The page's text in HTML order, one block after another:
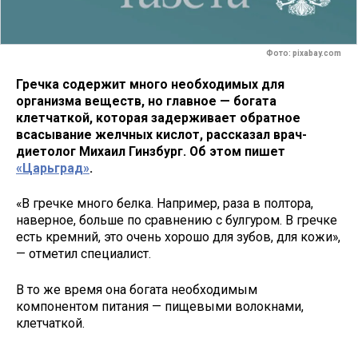
Фото: pixabay.com
Гречка содержит много необходимых для
организма веществ, но главное — богата
клетчаткой, которая задерживает обратное
всасывание желчных кислот, рассказал врач-
диетолог Михаил Гинзбург. Об этом пишет
«Царьград».
«В гречке много белка. Например, раза в полтора,
наверное, больше по сравнению с булгуром. В гречке
есть кремний, это очень хорошо для зубов, для кожи»,
— отметил специалист.
В то же время она богата необходимым
компонентом питания — пищевыми волокнами,
клетчаткой.